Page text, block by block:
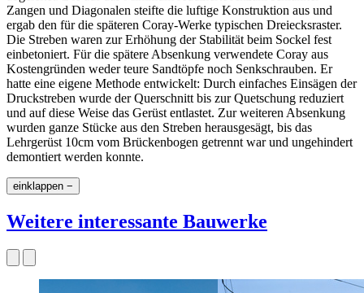
Zangen und Diagonalen steifte die luftige Konstruktion aus und
ergab den für die späteren Coray-Werke typischen Dreiecksraster.
Die Streben waren zur Erhöhung der Stabilität beim Sockel fest
einbetoniert. Für die spätere Absenkung verwendete Coray aus
Kostengründen weder teure Sandtöpfe noch Senkschrauben. Er
hatte eine eigene Methode entwickelt: Durch einfaches Einsägen der
Druckstreben wurde der Querschnitt bis zur Quetschung reduziert
und auf diese Weise das Gerüst entlastet. Zur weiteren Absenkung
wurden ganze Stücke aus den Streben herausgesägt, bis das
Lehrgerüst 10cm vom Brückenbogen getrennt war und ungehindert
demontiert werden konnte.
einklappen −
Weitere interessante Bauwerke